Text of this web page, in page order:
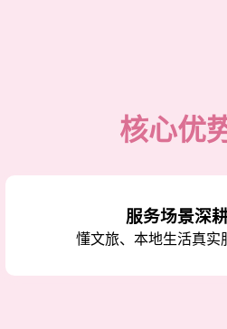
核心优
服务场景深
懂文旅、本地生活真实